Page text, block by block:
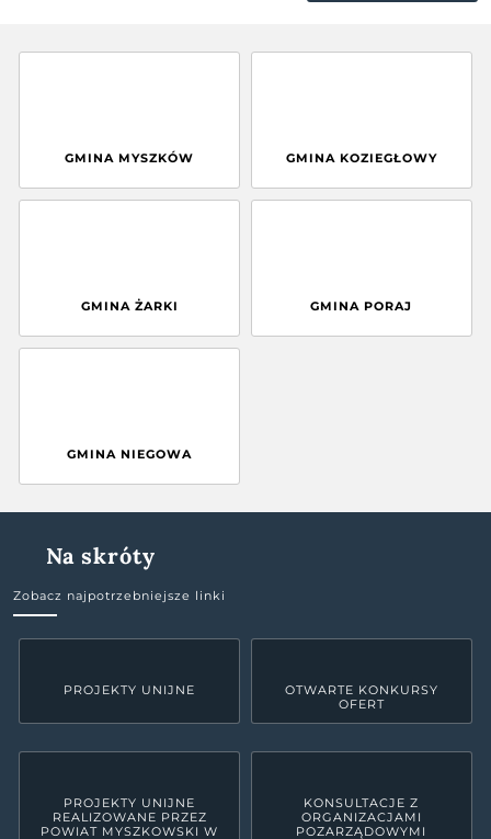
GMINA MYSZKÓW GMINA KOZIEGŁOWY
GMINA ŻARKI GMINA PORAJ
GMINA NIEGOWA
Na skróty
Zobacz najpotrzebniejsze linki
PROJEKTY UNIJNE
OTWARTE KONKURSY
OFERT
PROJEKTY UNIJNE
REALIZOWANE PRZEZ
POWIAT MYSZKOWSKI W
KONSULTACJE Z
ORGANIZACJAMI
POZARZĄDOWYMI